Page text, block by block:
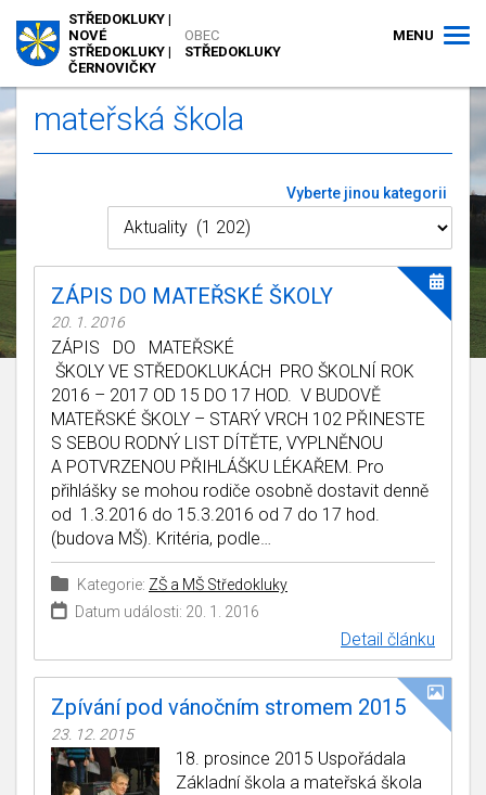
OBEC
STŘEDOKLUKY
STŘEDOKLUKY |
NOVÉ
STŘEDOKLUKY |
ČERNOVIČKY
MENU
mateřská škola
Vyberte jinou kategorii
ZÁPIS DO MATEŘSKÉ ŠKOLY
20. 1. 2016
ZÁPIS DO MATEŘSKÉ
ŠKOLY VE STŘEDOKLUKÁCH PRO ŠKOLNÍ ROK
2016 – 2017 OD 15 DO 17 HOD. V BUDOVĚ
MATEŘSKÉ ŠKOLY – STARÝ VRCH 102 PŘINESTE
S SEBOU RODNÝ LIST DÍTĚTE, VYPLNĚNOU
A POTVRZENOU PŘIHLÁŠKU LÉKAŘEM. Pro
přihlášky se mohou rodiče osobně dostavit denně
od 1.3.2016 do 15.3.2016 od 7 do 17 hod.
(budova MŠ). Kritéria, podle…
Kategorie: ZŠ a MŠ Středokluky
Datum události: 20. 1. 2016
Detail článku
Zpívání pod vánočním stromem 2015
23. 12. 2015
18. prosince 2015 Uspořádala
Základní škola a mateřská škola